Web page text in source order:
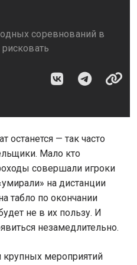
соревнований в
останется — так часто
Мало кто
совершали игроки
на дистанции
табло по окончании
не в их пользу. И
незамедлительно.
крупных мероприятий